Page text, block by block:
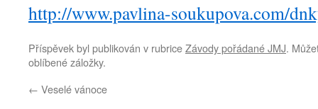
http://www.pavlina-soukupova.com/
Příspěvek byl publikován v rubriceZávody pořádané JMJ.
oblíbené záložky.
← Veselé vánoce